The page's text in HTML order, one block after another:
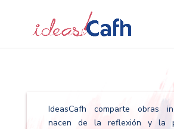
IdeasCafh comparte obras
nacen de la reflexión y la